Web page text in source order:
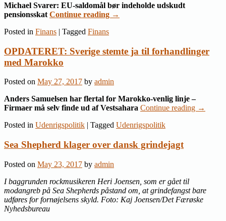
Michael Svarer: EU-saldomål bør indeholde udskudt
pensionsskat Continue reading →
Posted in Finans | Tagged Finans
OPDATERET: Sverige stemte ja til forhandlinger
med Marokko
Posted on May 27, 2017 by admin
Anders Samuelsen har flertal for Marokko-venlig linje –
Firmaer må selv finde ud af Vestsahara Continue reading →
Posted in Udenrigspolitik | Tagged Udenrigspolitik
Sea Shepherd klager over dansk grindejagt
Posted on May 23, 2017 by admin
I baggrunden rockmusikeren Heri Joensen, som er gået til
modangreb på Sea Shepherds påstand om, at grindefangst bare
udføres for fornøjelsens skyld. Foto: Kaj Joensen/Det Færøske
Nyhedsbureau